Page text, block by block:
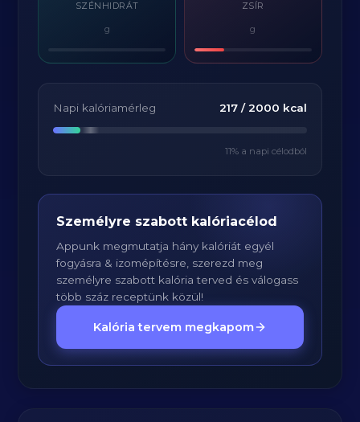
SZÉNHIDRÁT
g
ZSÍR
g
Napi kalóriamérleg 217/ 2000 kcal
11% a napi célodból
Személyre szabott kalóriacélod
Appunk megmutatja hány kalóriát egyél
fogyásra & izomépítésre, szerezd meg
személyre szabott kalória terved és válogass
több száz receptünk közül!
Kalória tervem megkapom